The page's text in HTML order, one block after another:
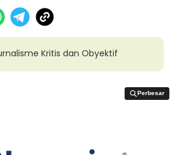
Kritis dan Obyektif
Perbesar
Perbesar